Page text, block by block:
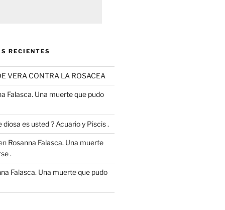
RECIENTES
VERA CONTRA LA ROSACEA
Falasca. Una muerte que pudo
diosa es usted ? Acuario y Piscis .
Rosanna Falasca. Una muerte
.
Falasca. Una muerte que pudo